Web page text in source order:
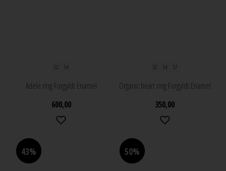
52 54
Adele ring Forgyldt Enamel
600,00
52 54 57
Organic heart ring Forgyldt Enamel
350,00
43%
43% 50%
50%